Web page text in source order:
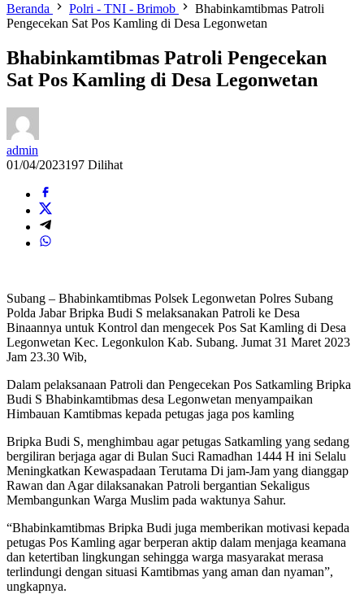
Beranda
Polri - TNI - Brimob
Bhabinkamtibmas Patroli
Pengecekan Sat Pos Kamling di Desa Legonwetan
Bhabinkamtibmas Patroli Pengecekan
Sat Pos Kamling di Desa Legonwetan
admin
01/04/2023197 Dilihat
Subang – Bhabinkamtibmas Polsek Legonwetan Polres Subang
Polda Jabar Bripka Budi S melaksanakan Patroli ke Desa
Binaannya untuk Kontrol dan mengecek Pos Sat Kamling di Desa
Legonwetan Kec. Legonkulon Kab. Subang. Jumat 31 Maret 2023
Jam 23.30 Wib,
Dalam pelaksanaan Patroli dan Pengecekan Pos Satkamling Bripka
Budi S Bhabinkamtibmas desa Legonwetan menyampaikan
Himbauan Kamtibmas kepada petugas jaga pos kamling
Bripka Budi S, menghimbau agar petugas Satkamling yang sedang
bergiliran berjaga agar di Bulan Suci Ramadhan 1444 H ini Selalu
Meningkatkan Kewaspadaan Terutama Di jam-Jam yang dianggap
Rawan dan Agar dilaksanakan Patroli bergantian Sekaligus
Membangunkan Warga Muslim pada waktunya Sahur.
“Bhabinkamtibmas Bripka Budi juga memberikan motivasi kepada
petugas Pos Kamling agar berperan aktip dalam menjaga keamana
dan ketertiban lingkungan sehingga warga masyarakat merasa
terlindungi dengan situasi Kamtibmas yang aman dan nyaman”,
ungkapnya.